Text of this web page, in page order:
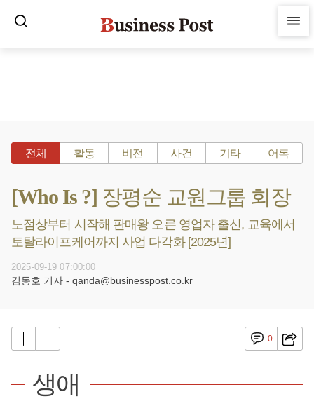
전체 활동 비전 사건 기타 어록
[Who Is ?] 장평순 교원그룹 회장
노점상부터 시작해 판매왕 오른 영업자 출신, 교육에서
토탈라이프케어까지 사업 다각화 [2025년]
2025-09-19 07:00:00
김동호 기자 - qanda@businesspost.co.kr
0
생애